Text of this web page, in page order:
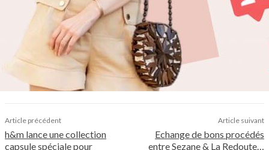
Article précédent
h&m lance une collection
capsule spéciale pour
Article suivant
Echange de bons procédés
entre Sezane & La Redoute…